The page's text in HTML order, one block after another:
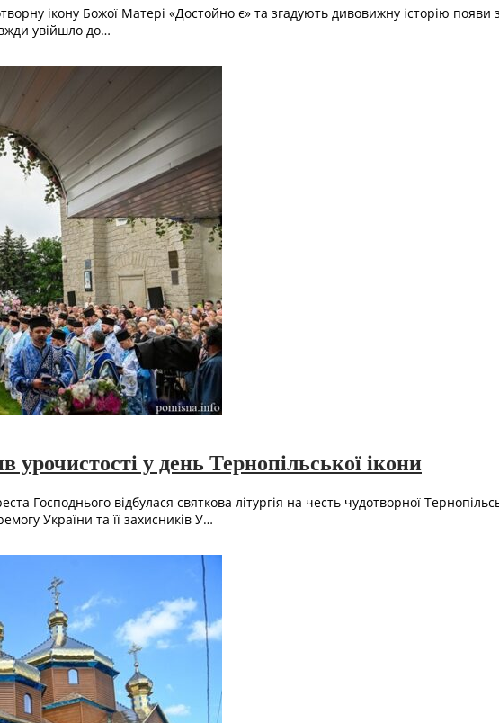
ікону Божої Матері «Достойно є» та згадують дивовижну історію
увійшло до…
у день Тернопільської ікони
Господнього відбулася святкова літургія на честь чудотворної
України та її захисників У…